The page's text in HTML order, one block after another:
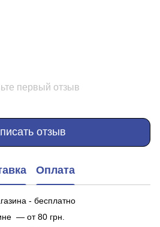
первый отзыв
отзыв
Оплата
- бесплатно
— от 80 грн.